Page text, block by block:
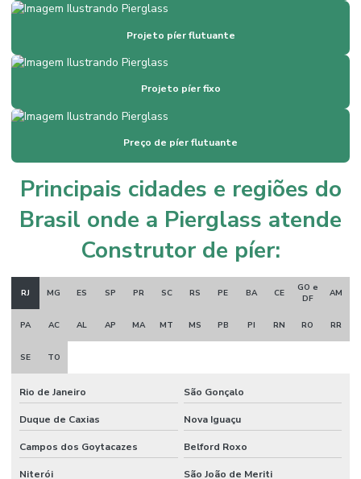
Deck flutuante preço
Empresa ancoradouro
Empresa atracadouro fixo
Empresa especializada em píer
Fabricante de ancoradouro
Fabricante de ancoradouro flutuante
Fabricante de píer
Fabricante de píer de madeira
Fornecedor de píer de madeira
Projeto píer flutuante
Projeto píer fixo
Preço de píer flutuante
Principais cidades e regiões do
Brasil onde a Pierglass atende
Construtor de píer:
RJ MG ES SP PR SC RS PE BA CE
GO e
DF
AM
PA AC AL AP MA MT MS PB PI RN RO RR
SE TO
Rio de Janeiro São Gonçalo
Duque de Caxias Nova Iguaçu
Campos dos Goytacazes Belford Roxo
Niterói São João de Meriti